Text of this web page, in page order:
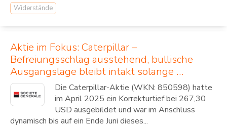
Widerstände
Aktie im Fokus: Caterpillar –
Befreiungsschlag ausstehend, bullische
Ausgangslage bleibt intakt solange …
Die Caterpillar-Aktie (WKN: 850598) hatte
im April 2025 ein Korrekturtief bei 267,30
USD ausgebildet und war im Anschluss
dynamisch bis auf ein Ende Juni dieses...